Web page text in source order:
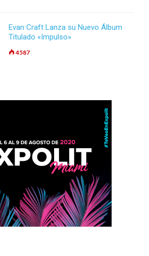
Evan Craft Lanza su Nuevo Álbum
Titulado «Impulso»
4587